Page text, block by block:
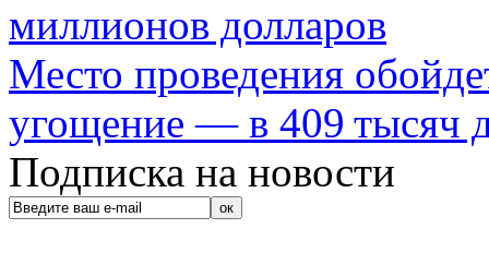
миллионов долларов
Место проведения
угощение — в 409 тысяч
Подписка на новости